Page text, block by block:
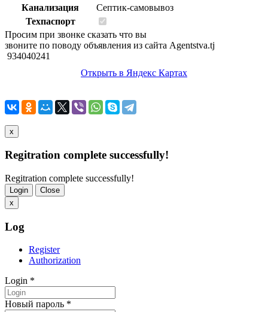
Канализация
Септик-самовывоз
Техпаспорт
Просим при звонке сказать что вы
звоните по поводу объявления из сайта Agentstva.tj
934040241
Открыть в Яндекс Картах
x
Regitration complete successfully!
Regitration complete successfully!
Login
Close
x
Log
Register
Authorization
Login *
Новый пароль *